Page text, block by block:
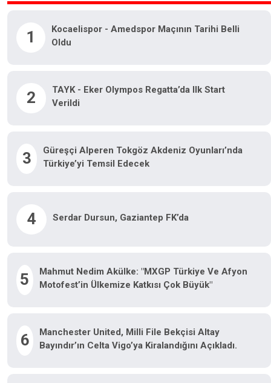
1
Kocaelispor - Amedspor Maçının Tarihi Belli
Oldu
2
TAYK - Eker Olympos Regatta’da Ilk Start
Verildi
3
Güreşçi Alperen Tokgöz Akdeniz Oyunları’nda
Türkiye’yi Temsil Edecek
4 Serdar Dursun, Gaziantep FK’da
5
Mahmut Nedim Akülke: "MXGP Türkiye Ve Afyon
Motofest’in Ülkemize Katkısı Çok Büyük"
6
Manchester United, Milli File Bekçisi Altay
Bayındır’ın Celta Vigo’ya Kiralandığını Açıkladı.